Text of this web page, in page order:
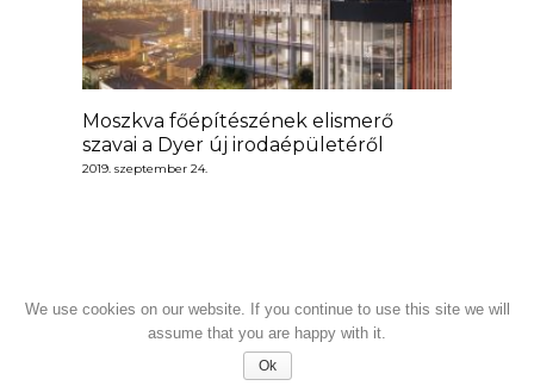
Moszkva főépítészének elismerő
szavai a Dyer új irodaépületéről
2019. szeptember 24.
© 2026 GROUP DYER MINDEN JOG FENNTARTVA - DYER 1964 ÓTA
We use cookies on our website. If you continue to use this site we will
assume that you are happy with it.
Ok